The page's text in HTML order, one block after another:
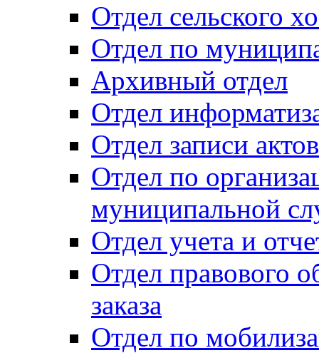
Отдел сельского
Отдел по
Архивный отдел
Отдел
Отдел записи
Отдел по
муниципальной
Отдел учета и
Отдел правового
заказа
Отдел по